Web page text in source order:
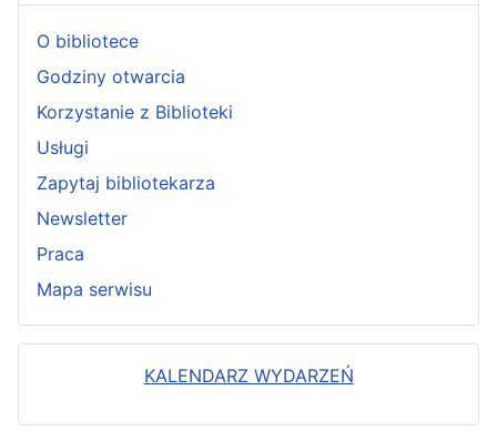
O bibliotece
Godziny otwarcia
Korzystanie z Biblioteki
Usługi
Zapytaj bibliotekarza
Newsletter
Praca
Mapa serwisu
KALENDARZ WYDARZEŃ